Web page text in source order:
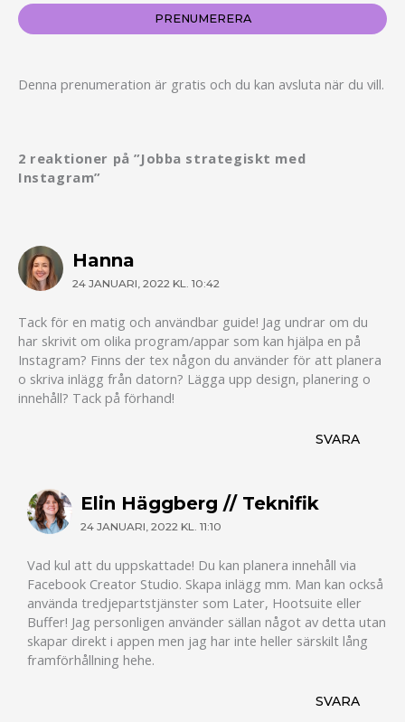
PRENUMERERA
Denna prenumeration är gratis och du kan avsluta när du vill.
2 reaktioner på ”Jobba strategiskt med
Instagram”
Hanna
24 JANUARI, 2022 KL. 10:42
Tack för en matig och användbar guide! Jag undrar om du
har skrivit om olika program/appar som kan hjälpa en på
Instagram? Finns der tex någon du använder för att planera
o skriva inlägg från datorn? Lägga upp design, planering o
innehåll? Tack på förhand!
SVARA
Elin Häggberg // Teknifik
24 JANUARI, 2022 KL. 11:10
Vad kul att du uppskattade! Du kan planera innehåll via
Facebook Creator Studio. Skapa inlägg mm. Man kan också
använda tredjepartstjänster som Later, Hootsuite eller
Buffer! Jag personligen använder sällan något av detta utan
skapar direkt i appen men jag har inte heller särskilt lång
framförhållning hehe.
SVARA